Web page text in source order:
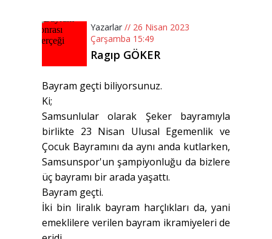
Yazarlar // 26 Nisan 2023
Çarşamba 15:49
Ragıp GÖKER
Bayram geçti biliyorsunuz.
Ki;
Samsunlular olarak Şeker bayramıyla
birlikte 23 Nisan Ulusal Egemenlik ve
Çocuk Bayramını da aynı anda kutlarken,
Samsunspor'un şampiyonluğu da bizlere
üç bayramı bir arada yaşattı.
Bayram geçti.
İki bin liralık bayram harçlıkları da, yani
emeklilere verilen bayram ikramiyeleri de